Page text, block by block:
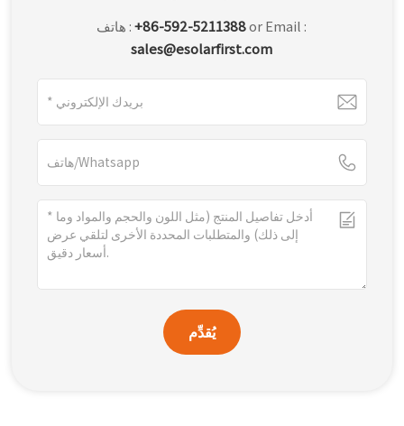
هاتف :+86-592-5211388or Email :
sales@esolarfirst.com
يُقدِّم